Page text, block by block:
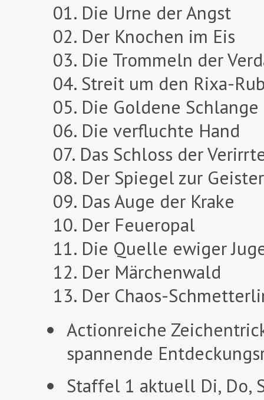
01. Die Urne der Angst
02. Der Knochen im Eis
03. Die Trommeln der
04. Streit um den Rixa-
05. Die Goldene Schlange
06. Die verfluchte Hand
07. Das Schloss der
08. Der Spiegel zur
09. Das Auge der Krake
10. Der Feueropal
11. Die Quelle ewiger
12. Der Märchenwald
13. Der Chaos-
Actionreiche
spannende
Staffel 1 aktuell Di, Do,